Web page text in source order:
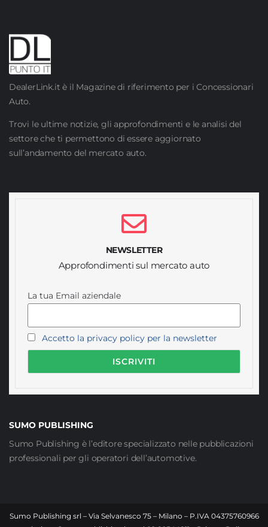
DealerLink.it è il Magazine di riferimento per i Concessionari
Auto.
Trovi le ultime notizie, gli approfondimenti e le analisi del
settore che ti permettono di essere aggiornato
sull’andamento del mercato auto.
NEWSLETTER
Approfondimenti sul mercato auto
La tua Email aziendale
Accetto la privacy policy per la newsletter
SUMO PUBLISHING
Sumo Publishing è l’editore specializzato nelle pubblicazioni
professionali per gli operatori dell’automotive.
Sumo Publishing srl – Via Selvanesco 75 – Milano – P.IVA 04375760966